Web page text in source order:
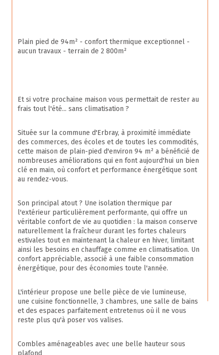
Plain pied de 94m² - confort thermique exceptionnel -
aucun travaux - terrain de 2 800m²
Et si votre prochaine maison vous permettait de rester au
frais tout l'été... sans climatisation ?
Située sur la commune d'Erbray, à proximité immédiate
des commerces, des écoles et de toutes les commodités,
cette maison de plain-pied d'environ 94 m² a bénéficié de
nombreuses améliorations qui en font aujourd'hui un bien
clé en main, où confort et performance énergétique sont
au rendez-vous.
Son principal atout ? Une isolation thermique par
l'extérieur particulièrement performante, qui offre un
véritable confort de vie au quotidien : la maison conserve
naturellement la fraîcheur durant les fortes chaleurs
estivales tout en maintenant la chaleur en hiver, limitant
ainsi les besoins en chauffage comme en climatisation. Un
confort appréciable, associé à une faible consommation
énergétique, pour des économies toute l'année.
L'intérieur propose une belle pièce de vie lumineuse,
une cuisine fonctionnelle, 3 chambres, une salle de bains
et des espaces parfaitement entretenus où il ne vous
reste plus qu'à poser vos valises.
Combles aménageables avec une belle hauteur sous
plafond